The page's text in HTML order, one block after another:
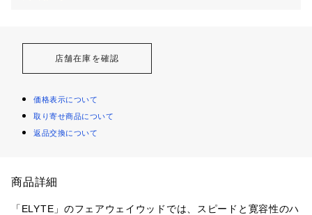
店舗在庫を確認
価格表示について
取り寄せ商品について
返品交換について
商品詳細
「ELYTE」のフェアウェイウッドでは、スピードと寛容性のハ